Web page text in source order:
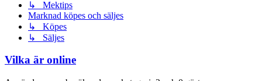
↳ Mektips
Marknad köpes och säljes
↳ Köpes
↳ Säljes
Vilka är online